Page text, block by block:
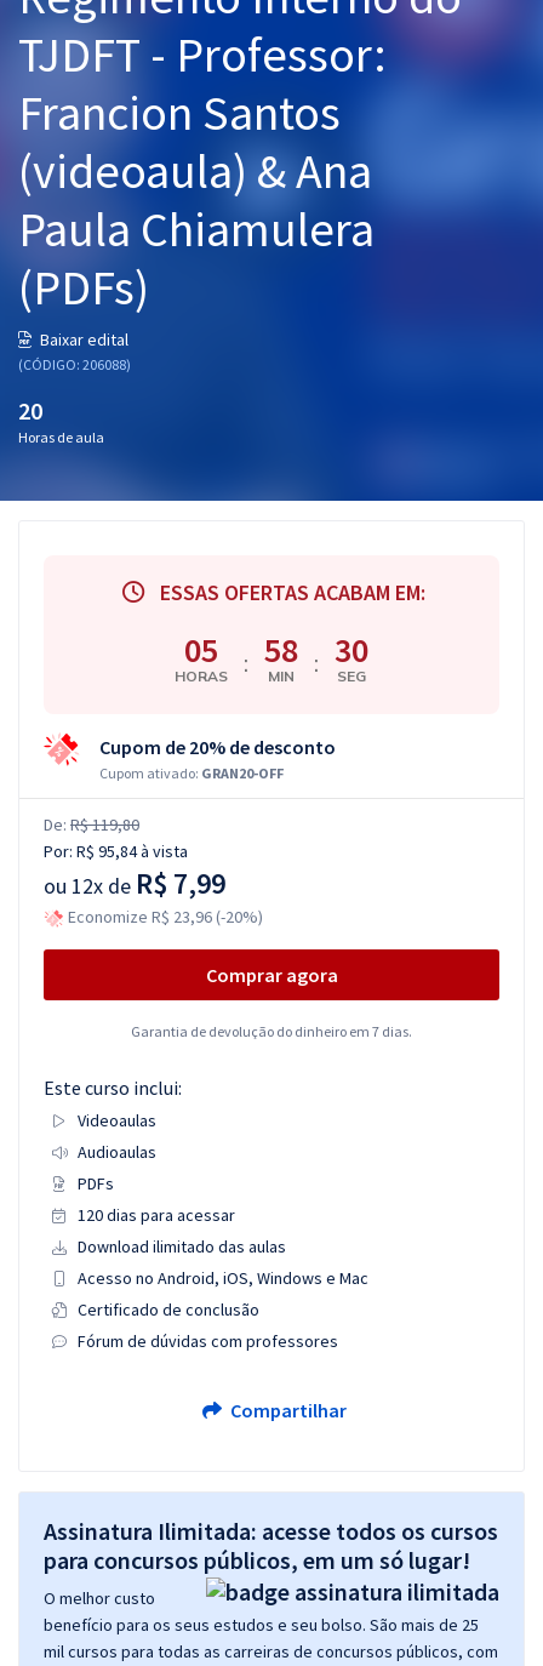
Graduação
Mentorias
Questões grátis
Conteúdo gratuito
Blog
TJDFT - Professor:
Francion Santos
(videoaula) & Ana
Paula Chiamulera
(PDFs)
Baixar edital
(CÓDIGO: 206088)
20
Horas de aula
ESSAS OFERTAS ACABAM EM:
05
HORAS : 58
MIN : 30
SEG
Cupom de 20% de desconto
Cupom ativado: GRAN20-OFF
De: R$ 119,80
Por: R$ 95,84à vista
ou 12x de R$ 7,99
Economize R$ 23,96 (-20%)
Comprar agora
Garantia de devolução do dinheiro em 7 dias.
Este curso inclui:
Videoaulas
Audioaulas
PDFs
120 dias para acessar
Download ilimitado das aulas
Acesso no Android, iOS, Windows e Mac
Certificado de conclusão
Fórum de dúvidas com professores
Compartilhar
Assinatura Ilimitada: acesse todos os cursos
para concursos públicos, em um só lugar!
O melhor custo
benefício para os seus estudos e seu bolso. São mais de 25
mil cursos para todas as carreiras de concursos públicos, com